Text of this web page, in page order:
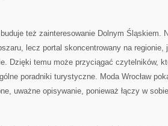
też zainteresowanie Dolnym Śląskiem.
lecz portal skoncentrowany na
Dzięki temu może przyciągać czytelników,
poradniki turystyczne. Moda Wrocław
uważne opisywanie, ponieważ łączy w